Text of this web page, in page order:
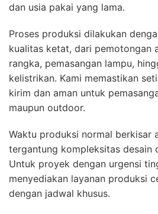
dan usia pakai yang lama.
Proses produksi dilakukan
kualitas ketat, dari pemotongan
rangka, pemasangan lampu,
kelistrikan. Kami memastikan
kirim dan aman untuk
maupun outdoor.
Waktu produksi normal berkisar
tergantung kompleksitas desain
Untuk proyek dengan urgensi
menyediakan layanan produksi
dengan jadwal khusus.